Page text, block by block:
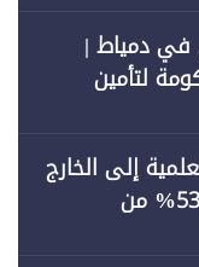
في دمياط |
لتأمين
إلى الخارج
| 6 جامعات حكومية تستحوذ على 53% من